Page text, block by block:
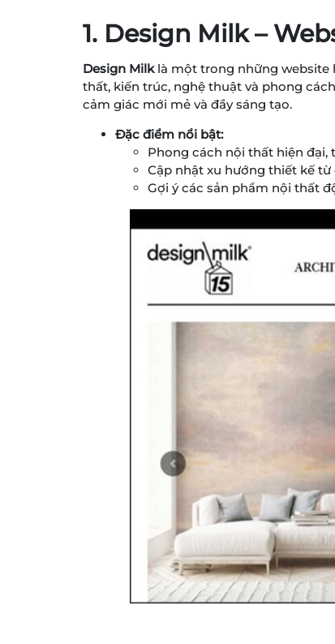
1. Design Milk –
Design Milklà một trong những website
thất, kiến trúc, nghệ thuật và phong
cảm giác mới mẻ và đầy sáng tạo.
Đặc điểm nổi bật:
Phong cách nội thất hiện đại,
Cập nhật xu hướng thiết kế
Gợi ý các sản phẩm nội thất